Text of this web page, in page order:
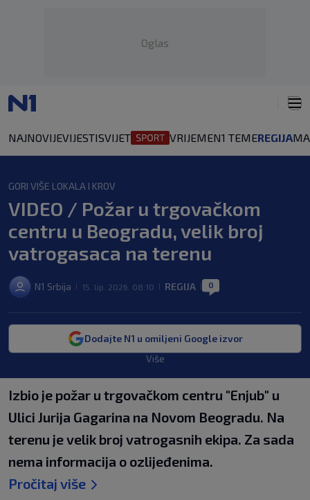
Oglas
NAJNOVIJEVIJESTISVIJET VRIJEMEN1 TEMEREGIJA
GORI VIŠE LOKALA I KROV
VIDEO / Požar u trgovačkom
centru u Beogradu, velik broj
vatrogasaca na terenu
N1 Srbija 15. lip. 2026. 08:10 REGIJA 0
Dodajte N1 u omiljeni Google izvor
Više
Izbio je požar u trgovačkom centru "Enjub" u
Ulici Jurija Gagarina na Novom Beogradu. Na
terenu je velik broj vatrogasnih ekipa. Za sada
nema informacija o ozlijeđenima.
Pročitaj više